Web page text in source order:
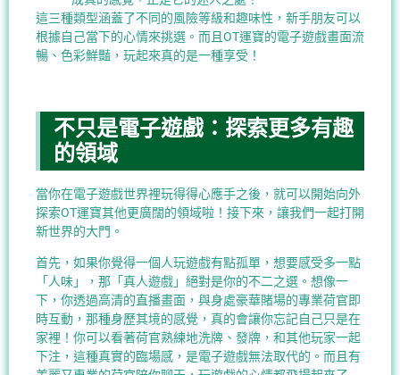
這三種類型涵蓋了不同的風險等級和趣味性，新手朋友可以
根據自己當下的心情來挑選。而且OT運寶的電子遊戲畫面流
暢、色彩鮮豔，玩起來真的是一種享受！
不只是電子遊戲：探索更多有趣
的領域
當你在電子遊戲世界裡玩得得心應手之後，就可以開始向外
探索OT運寶其他更廣闊的領域啦！接下來，讓我們一起打開
新世界的大門。
首先，如果你覺得一個人玩遊戲有點孤單，想要感受多一點
「人味」，那「真人遊戲」絕對是你的不二之選。想像一
下，你透過高清的直播畫面，與身處豪華賭場的專業荷官即
時互動，那種身歷其境的感覺，真的會讓你忘記自己只是在
家裡！你可以看著荷官熟練地洗牌、發牌，和其他玩家一起
下注，這種真實的臨場感，是電子遊戲無法取代的。而且有